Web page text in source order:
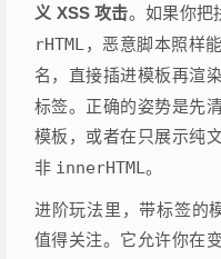
义 XSS 攻击。如果你把
rHTML，恶意脚本照样
名，直接插进模板再渲
标签。正确的姿势是先
模板，或者在只展示纯
非 innerHTML。
进阶玩法里，带标签的
值得关注。它允许你在